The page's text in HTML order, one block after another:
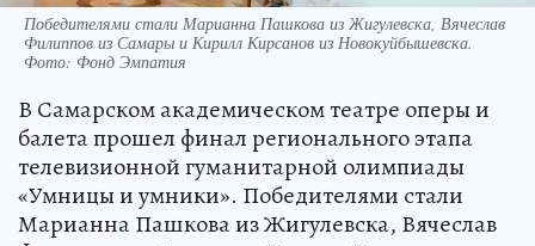
Победителями стали Марианна Пашкова из Жигулевска, Вячеслав
Филиппов из Самары и Кирилл Кирсанов из Новокуйбышевска.
Фото: Фонд Эмпатия
В Самарском академическом театре оперы и
балета прошел финал регионального этапа
телевизионной гуманитарной олимпиады
«Умницы и умники». Победителями стали
Марианна Пашкова из Жигулевска, Вячеслав